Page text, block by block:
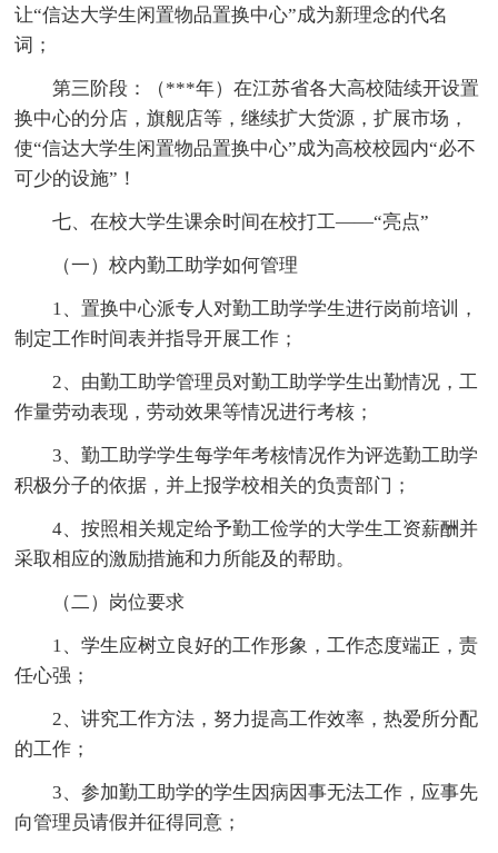
让“信达大学生闲置物品置换中心”成为新理念的代名
词；
第三阶段：（***年）在江苏省各大高校陆续开设置
换中心的分店，旗舰店等，继续扩大货源，扩展市场，
使“信达大学生闲置物品置换中心”成为高校校园内“必不
可少的设施”！
七、在校大学生课余时间在校打工——“亮点”
（一）校内勤工助学如何管理
1、置换中心派专人对勤工助学学生进行岗前培训，
制定工作时间表并指导开展工作；
2、由勤工助学管理员对勤工助学学生出勤情况，工
作量劳动表现，劳动效果等情况进行考核；
3、勤工助学学生每学年考核情况作为评选勤工助学
积极分子的依据，并上报学校相关的负责部门；
4、按照相关规定给予勤工俭学的大学生工资薪酬并
采取相应的激励措施和力所能及的帮助。
（二）岗位要求
1、学生应树立良好的工作形象，工作态度端正，责
任心强；
2、讲究工作方法，努力提高工作效率，热爱所分配
的工作；
3、参加勤工助学的学生因病因事无法工作，应事先
向管理员请假并征得同意；